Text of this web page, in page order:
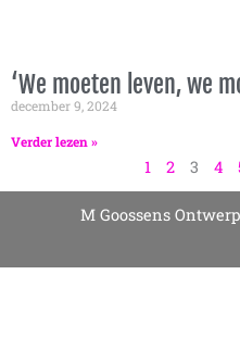
‘We moeten leven, we
december 9, 2024
Verder lezen »
1 2 3 4
M Goossens Ontwerp